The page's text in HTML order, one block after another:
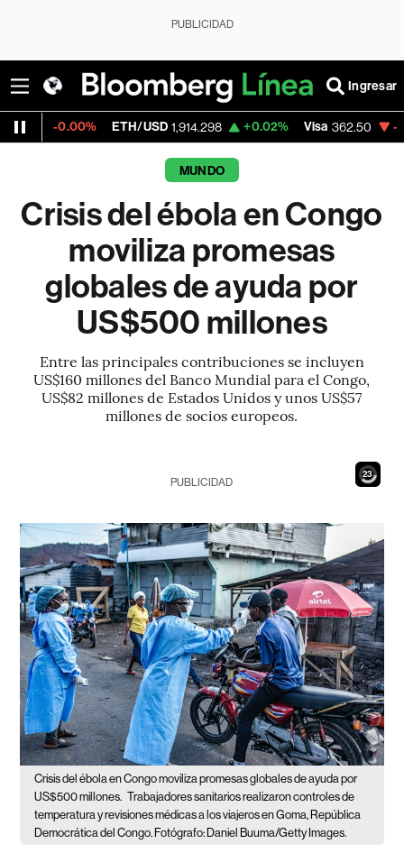
PUBLICIDAD
Ingresar
ETH/USD 1,914.298 +0.02% Visa 362.50 -2.15%
MUNDO
Crisis del ébola en Congo
moviliza promesas
globales de ayuda por
US$500 millones
Entre las principales contribuciones se incluyen
US$160 millones del Banco Mundial para el Congo,
US$82 millones de Estados Unidos y unos US$57
millones de socios europeos.
21
PUBLICIDAD
Crisis del ébola en Congo moviliza promesas globales de ayuda por
US$500 millones. Trabajadores sanitarios realizaron controles de
temperatura y revisiones médicas a los viajeros en Goma, República
Democrática del Congo. Fotógrafo: Daniel Buuma/Getty Images.